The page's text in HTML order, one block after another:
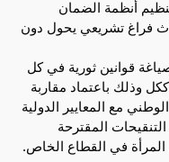
1960 المتعلّق بتنظيم أنظمة الضمان
فراغ تشريعي يحول دون
قوانين ثورية في كل
وذلك باعتماد مقاربة
مع المعايير الدولية
المقترحة
المرأة في القطاع الخاص.